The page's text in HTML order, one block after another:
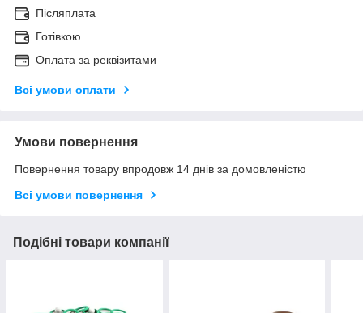
Післяплата
Готівкою
Оплата за реквізитами
Всі умови оплати
Умови повернення
Повернення товару впродовж 14 днів за домовленістю
Всі умови повернення
Подібні товари компанії